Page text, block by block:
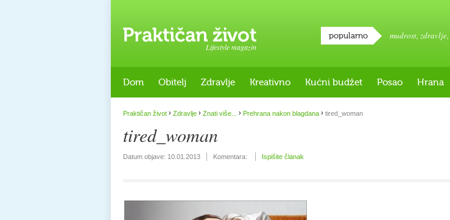
Lifestyle magazin
popularno mudrost, zdravlje,
Dom Obitelj Zdravlje Kreativno Kućni budžet Posao Hrana
Praktičan život › Zdravlje › Znati više... › Prehrana nakon blagdana › tired_woman
tired_woman
Datum objave: 10.01.2013 Komentara: Ispišite članak